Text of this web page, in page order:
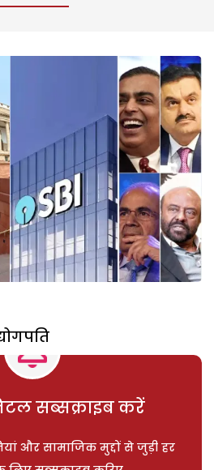
सब्सक्राइब करें
और सामाजिक मुद्दों से जुड़ी हर